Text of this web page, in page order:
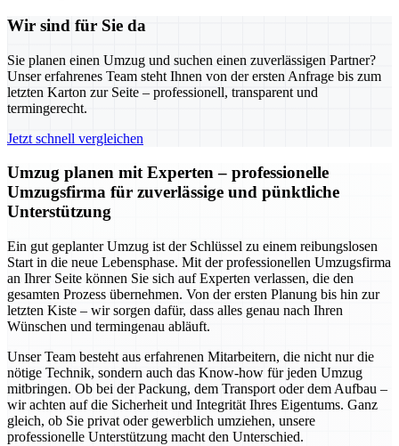
Wir sind für Sie da
Sie planen einen Umzug und suchen einen zuverlässigen Partner?
Unser erfahrenes Team steht Ihnen von der ersten Anfrage bis zum
letzten Karton zur Seite – professionell, transparent und
termingerecht.
Jetzt schnell vergleichen
Umzug planen mit Experten – professionelle
Umzugsfirma für zuverlässige und pünktliche
Unterstützung
Ein gut geplanter Umzug ist der Schlüssel zu einem reibungslosen
Start in die neue Lebensphase. Mit der professionellen Umzugsfirma
an Ihrer Seite können Sie sich auf Experten verlassen, die den
gesamten Prozess übernehmen. Von der ersten Planung bis hin zur
letzten Kiste – wir sorgen dafür, dass alles genau nach Ihren
Wünschen und termingenau abläuft.
Unser Team besteht aus erfahrenen Mitarbeitern, die nicht nur die
nötige Technik, sondern auch das Know-how für jeden Umzug
mitbringen. Ob bei der Packung, dem Transport oder dem Aufbau –
wir achten auf die Sicherheit und Integrität Ihres Eigentums. Ganz
gleich, ob Sie privat oder gewerblich umziehen, unsere
professionelle Unterstützung macht den Unterschied.